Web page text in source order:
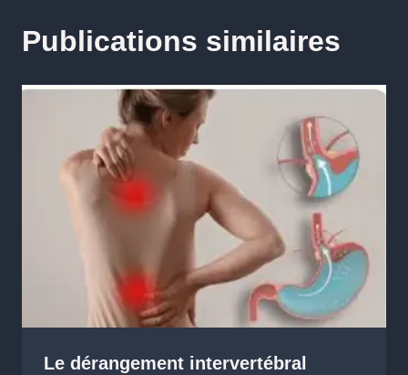
Publications similaires
Le dérangement intervertébral